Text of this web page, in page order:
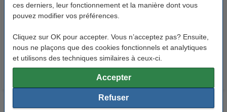
ces derniers, leur fonctionnement et la manière dont vous
pouvez modifier vos préférences.
Cliquez sur OK pour accepter. Vous n’acceptez pas? Ensuite,
nous ne plaçons que des cookies fonctionnels et analytiques
et utilisons des techniques similaires à ceux-ci.
Accepter
Refuser
123encre papier d'impression 1
boîte de 2500 feuilles A4 - 80
33,50 € Inclus : 21% de TVA
Epson T6716 boîte de
24,50 € Inclus : 21% de TVA